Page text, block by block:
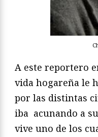
A este reportero
vida hogareña le
por las distintas
iba acunando a
vive uno de los